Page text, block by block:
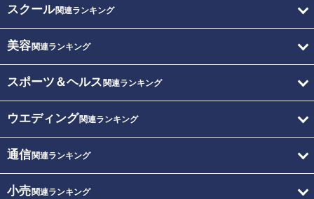
スクール関連ランキング
美容関連ランキング
スポーツ＆ヘルス 関連ランキング
ウエディング関連ランキング
通信関連ランキング
小売関連ランキング